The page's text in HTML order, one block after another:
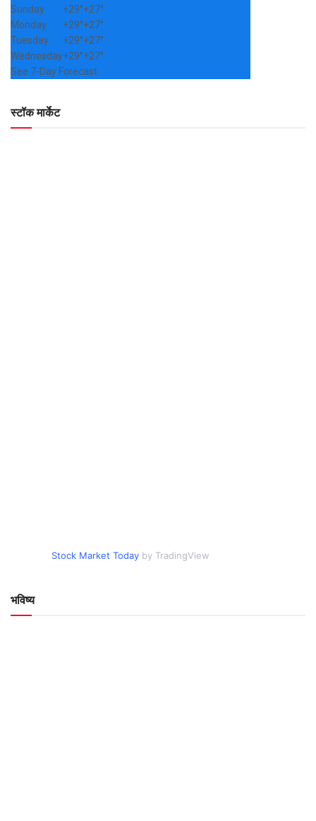
Sunday
+29°+27°
Monday
+29°+27°
Tuesday
+29°+27°
Wednesday+29°+27°
See 7-Day Forecast
स्टॉक मार्केट
Stock Market Today by TradingView
भविष्य